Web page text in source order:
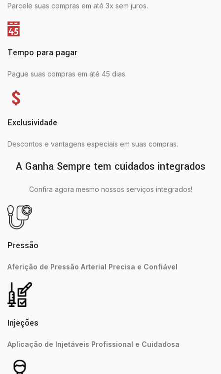
Parcele suas compras em até 3x sem juros.
Tempo para pagar
Pague suas compras em até 45 dias.
Exclusividade
Descontos e vantagens especiais em suas compras.
A Ganha Sempre tem cuidados integrados
Confira agora mesmo nossos serviços integrados!
Pressão
Aferição de Pressão Arterial Precisa e Confiável
Injeções
Aplicação de Injetáveis Profissional e Cuidadosa